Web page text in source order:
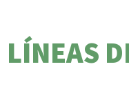
LÍNEAS